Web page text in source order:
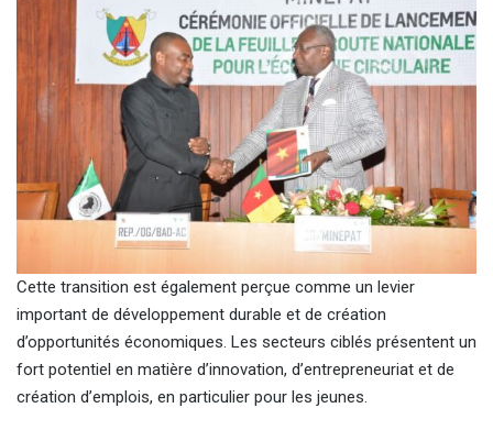
Cette transition est également perçue comme un levier
important de développement durable et de création
d’opportunités économiques. Les secteurs ciblés présentent un
fort potentiel en matière d’innovation, d’entrepreneuriat et de
création d’emplois, en particulier pour les jeunes.